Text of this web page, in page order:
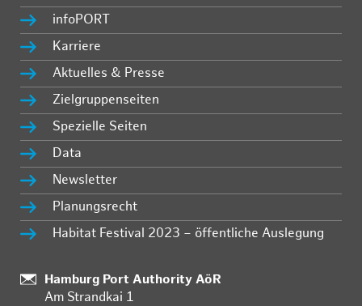
infoPORT
Karriere
Aktuelles & Presse
Zielgruppenseiten
Spezielle Seiten
Data
Newsletter
Planungsrecht
Habitat Festival 2023 – öffentliche Auslegung
:
Hamburg Port Authority AöR
Am Strandkai 1